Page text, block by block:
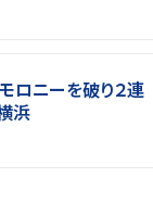
モロニーを破り２連
浜